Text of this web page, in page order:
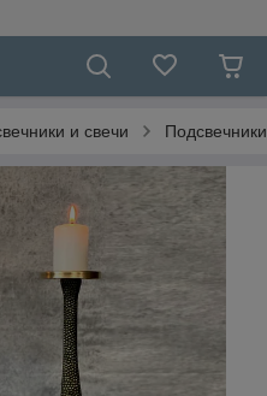
и свечи